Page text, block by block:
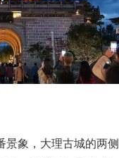
景象，大理古城的两